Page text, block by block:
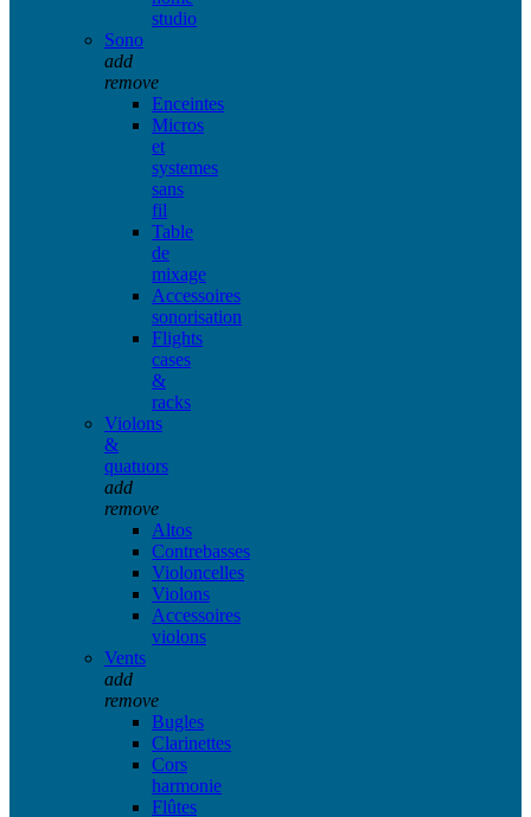
studio
Sono
add
remove
Enceintes
Micros
et
systemes
sans
fil
Table
de
mixage
Accessoires
sonorisation
Flights
cases
&
racks
Violons
&
quatuors
add
remove
Altos
Contrebasses
Violoncelles
Violons
Accessoires
violons
Vents
add
remove
Bugles
Clarinettes
Cors
harmonie
Flûtes